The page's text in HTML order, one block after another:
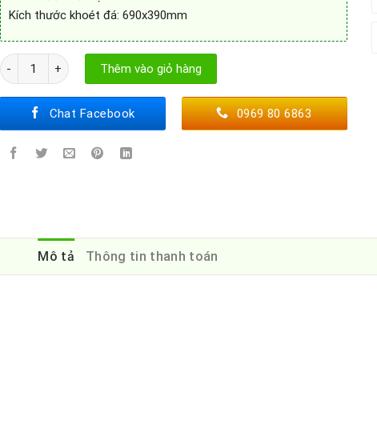
Kích thước khoét đá: 690x390mm
Bếp từ Canzy CZ 88NPSI số lượng
Thêm vào giỏ hàng
Chat Facebook 0969 80 6863
Mô tả Thông tin thanh toán